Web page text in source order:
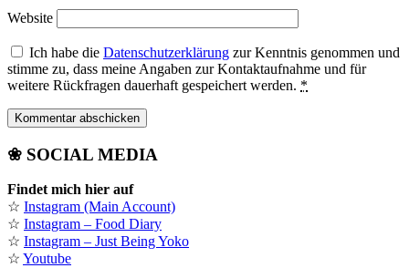
Website
Ich habe die Datenschutzerklärung zur Kenntnis genommen und
stimme zu, dass meine Angaben zur Kontaktaufnahme und für
weitere Rückfragen dauerhaft gespeichert werden. *
❀ SOCIAL MEDIA
Findet mich hier auf
☆ Instagram (Main Account)
☆ Instagram – Food Diary
☆ Instagram – Just Being Yoko
☆ Youtube